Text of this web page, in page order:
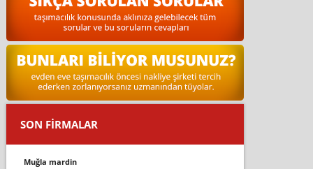
SON FİRMALAR
muğla mardin